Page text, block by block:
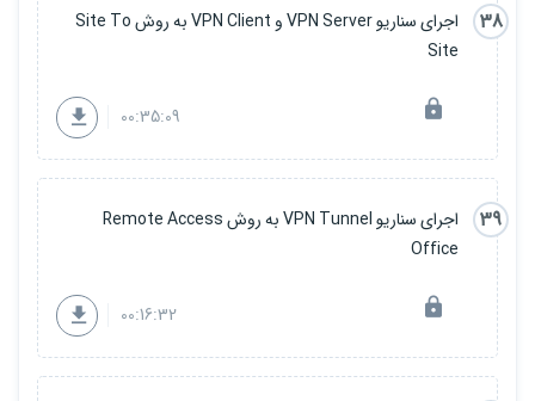
38
اجرای سناریو VPN Server و VPN Client به روش Site To
Site
00:35:09
39
اجرای سناریو VPN Tunnel به روش Remote Access
Office
00:16:32